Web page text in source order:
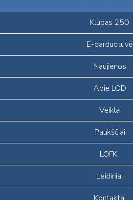
Klubas 250
E-parduotuvė
Naujienos
Apie LOD
Veikla
Paukščiai
LOFK
Leidiniai